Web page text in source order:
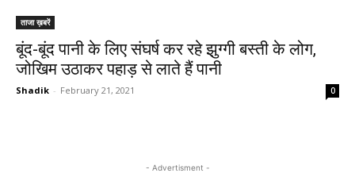
ताजा ख़बरें
बूंद-बूंद पानी के लिए संघर्ष कर रहे झुग्गी बस्ती के लोग,
जोखिम उठाकर पहाड़ से लाते हैं पानी
Shadik - February 21, 2021 0
- Advertisment -